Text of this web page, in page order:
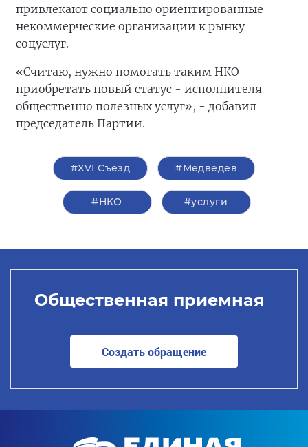
привлекают социально ориентированные
некоммерческие организации к рынку
соцуслуг.
«Считаю, нужно помогать таким НКО
приобретать новый статус - исполнителя
общественно полезных услуг», - добавил
председатель Партии.
#XVI Съезд #Медведев
#НКО #услуги
Общественная приемная
Создать обращение